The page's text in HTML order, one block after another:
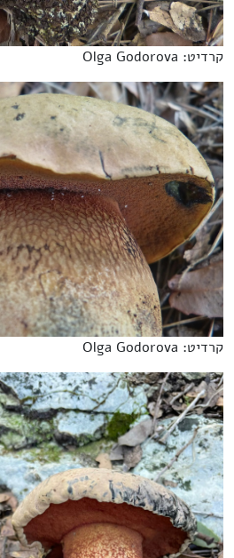
קרדיט: Olga Godorova
קרדיט: Olga Godorova